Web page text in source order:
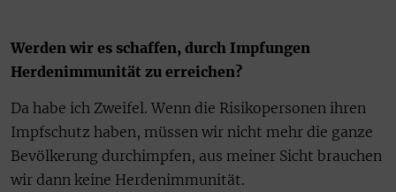
Werden wir es schaffen, durch Impfungen
Herdenimmunität zu erreichen?
Da habe ich Zweifel. Wenn die Risikopersonen ihren
Impfschutz haben, müssen wir nicht mehr die ganze
Bevölkerung durchimpfen, aus meiner Sicht brauchen
wir dann keine Herdenimmunität.